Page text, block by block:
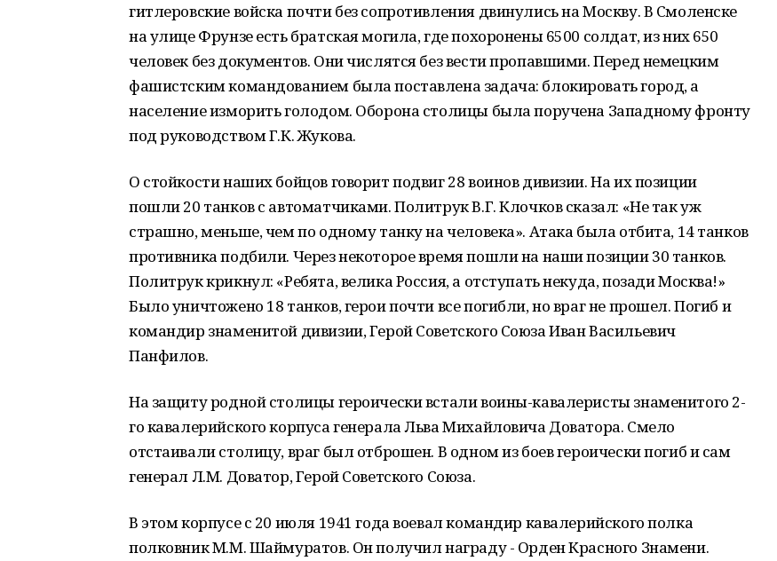
гитлеровские войска почти без сопротивления двинулись на Москву. В Смоленске
на улице Фрунзе есть братская могила, где похоронены 6500 солдат, из них 650
человек без документов. Они числятся без вести пропавшими. Перед немецким
фашистским командованием была поставлена задача: блокировать город, а
население изморить голодом. Оборона столицы была поручена Западному фронту
под руководством Г.К. Жукова.
О стойкости наших бойцов говорит подвиг 28 воинов дивизии. На их позиции
пошли 20 танков с автоматчиками. Политрук В.Г. Клочков сказал: «Не так уж
страшно, меньше, чем по одному танку на человека». Атака была отбита, 14 танков
противника подбили. Через некоторое время пошли на наши позиции 30 танков.
Политрук крикнул: «Ребята, велика Россия, а отступать некуда, позади Москва!»
Было уничтожено 18 танков, герои почти все погибли, но враг не прошел. Погиб и
командир знаменитой дивизии, Герой Советского Союза Иван Васильевич
Панфилов.
На защиту родной столицы героически встали воины-кавалеристы знаменитого 2-
го кавалерийского корпуса генерала Льва Михайловича Доватора. Смело
отстаивали столицу, враг был отброшен. В одном из боев героически погиб и сам
генерал Л.М. Доватор, Герой Советского Союза.
В этом корпусе с 20 июля 1941 года воевал командир кавалерийского полка
полковник М.М. Шаймуратов. Он получил награду - Орден Красного Знамени.